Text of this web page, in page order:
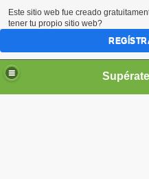
Este sitio web fue creado
tener tu propio sitio web?